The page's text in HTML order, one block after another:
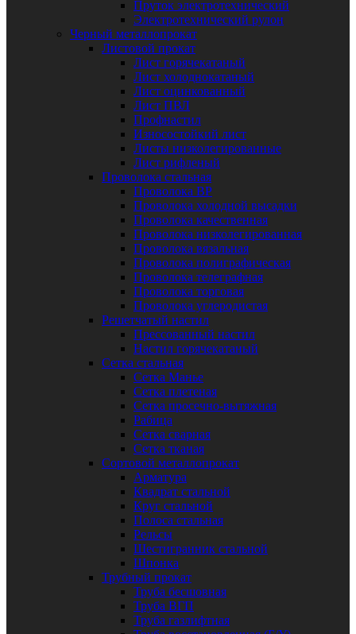
Пруток электротехнический
Электротехнический рулон
Черный металлопрокат
Листовой прокат
Лист горячекатаный
Лист холоднокатаный
Лист оцинкованный
Лист ПВЛ
Профнастил
Износостойкий лист
Листы низколегированные
Лист рифленый
Проволока стальная
Проволока ВР
Проволока холодной высадки
Проволока качественная
Проволока низколегированная
Проволока вязальная
Проволока полиграфическая
Проволока телеграфная
Проволока торговая
Проволока углеродистая
Решетчатый настил
Прессованный настил
Настил горячекатаный
Сетка стальная
Сетка Манье
Сетка плетеная
Сетка просечно-вытяжная
Рабица
Сетка сварная
Сетка тканая
Сортовой металлопрокат
Арматура
Квадрат стальной
Круг стальной
Полоса стальная
Рельсы
Шестигранник стальной
Шпонка
Трубный прокат
Труба бесшовная
Труба ВГП
Труба газлифтная